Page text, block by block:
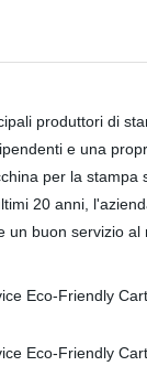
produttori di
e una
per la
20 anni,
un buon servizio al